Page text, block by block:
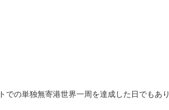
の単独無寄港世界一周を達成した日でもあり